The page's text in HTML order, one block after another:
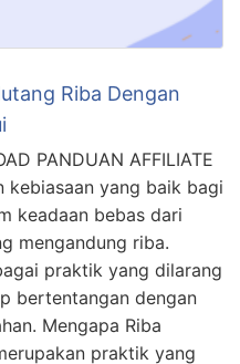
Riba Dengan
PANDUAN AFFILIATE
kebiasaan yang baik bagi
keadaan bebas dari
mengandung riba.
praktik yang dilarang
bertentangan dengan
Mengapa Riba
praktik yang